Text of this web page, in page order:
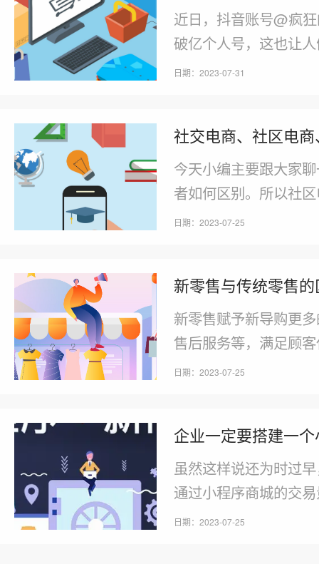
近日，抖音账号@疯
破亿个人号，这也让
花样、下沉市场打造
也在日前也关闭了IP
际上可能产生的负面
日期：2023-07-31
社交电商、社区电
今天小编主要跟大家
者如何区别。所以社
的电商模式。尽管社
日期：2023-07-25
新零售与传统零售
新零售赋予新导购更
售后服务等，满足顾
求。有很多人认为新
日期：2023-07-25
企业一定要搭建一
虽然这样说还为时过
通过小程序商城的交
分，仍然还存在非常
日期：2023-07-25